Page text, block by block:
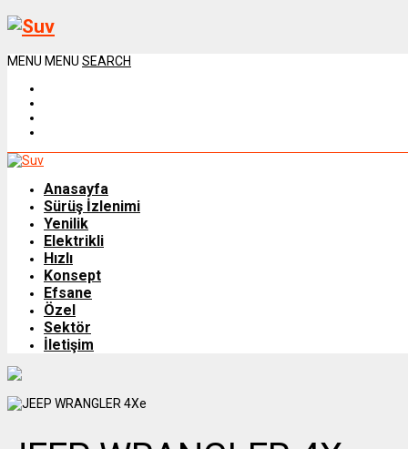
MENU MENU SEARCH
Anasayfa
Sürüş İzlenimi
Yenilik
Elektrikli
Hızlı
Konsept
Efsane
Özel
Sektör
İletişim